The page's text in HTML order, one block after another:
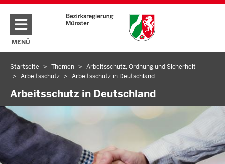
Direkt zum Inhalt
MENÜ
NAVIGATION AKTIVIEREN/DEAKTIVIEREN: HAUPTMENÜ
Sie
befinden
sich
hier
Startseite Themen
Arbeitsschutz, Ordnung und Sicherheit
Arbeitsschutz
Arbeitsschutz in Deutschland
Arbeitsschutz in Deutschland